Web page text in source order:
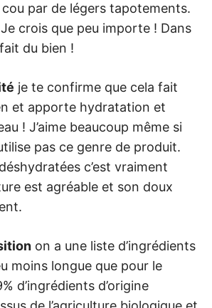
par de légers tapotements.
crois que peu importe ! Dans
du bien !
je te confirme que cela fait
et apporte hydratation et
! J’aime beaucoup même si
pas ce genre de produit.
c’est vraiment
est agréable et son doux
on a une liste d’ingrédients
moins longue que pour le
d’ingrédients d’origine